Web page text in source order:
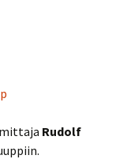
Rudolf